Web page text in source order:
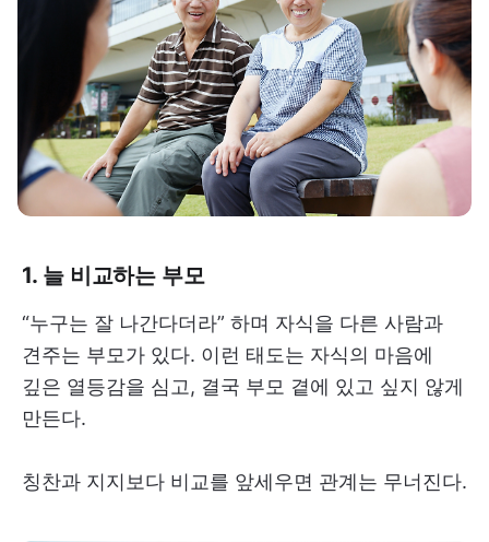
1. 늘 비교하는 부모
“누구는 잘 나간다더라” 하며 자식을 다른 사람과
견주는 부모가 있다. 이런 태도는 자식의 마음에
깊은 열등감을 심고, 결국 부모 곁에 있고 싶지 않게
만든다.
칭찬과 지지보다 비교를 앞세우면 관계는 무너진다.